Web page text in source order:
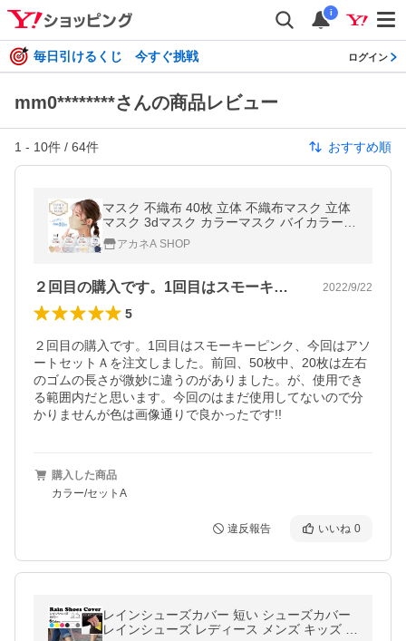
i
毎日引けるくじ 今すぐ挑戦 ログイン
mm0********さんの商品レビュー
1 - 10件 / 64件 おすすめ順
マスク 不織布 40枚 立体 不織布マスク 立体
マスク 3dマスク カラーマスク バイカラー
小顔マスク 使い捨てマスク おしゃれ 血色カ
ラー 大容量 バイカラーマスク
アカネA SHOP
２回目の購入です。1回目はスモーキーピ… 2022/9/22
5
２回目の購入です。1回目はスモーキーピンク、今回はアソ
ートセットＡを注文しました。前回、50枚中、20枚は左右
のゴムの長さが微妙に違うのがありました。が、使用でき
る範囲内だと思います。今回のはまだ使用してないので分
かりませんが色は画像通りで良かったです!!
購入した商品
カラー/セットA
違反報告 いいね 0
レインシューズカバー 短い シューズカバー
レインシューズ レディース メンズ キッズ ジ